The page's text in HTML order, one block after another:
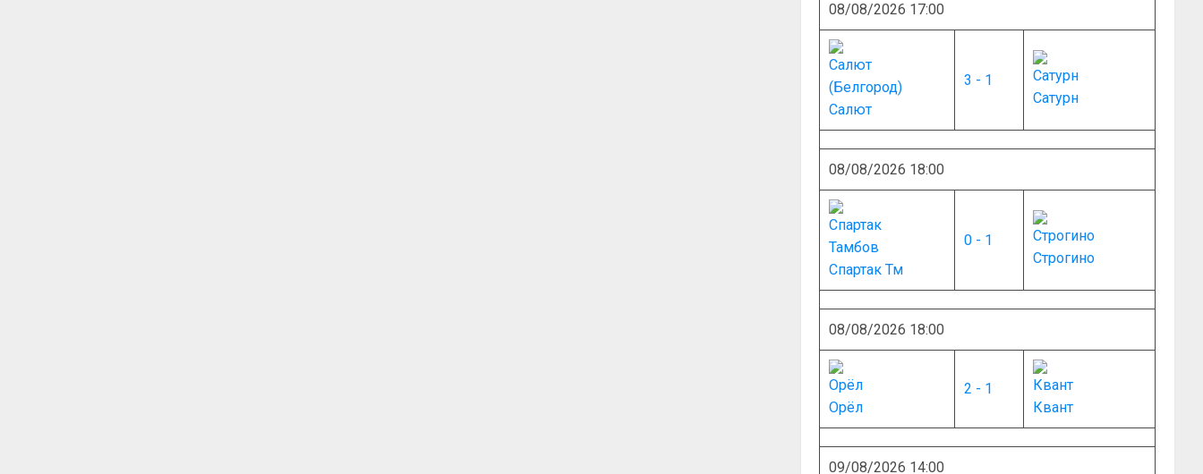
08/08/2026 17:00
Салют
3 - 1
Сатурн
08/08/2026 18:00
Спартак Тм
0 - 1
Строгино
08/08/2026 18:00
Орёл
2 - 1
Квант
09/08/2026 14:00